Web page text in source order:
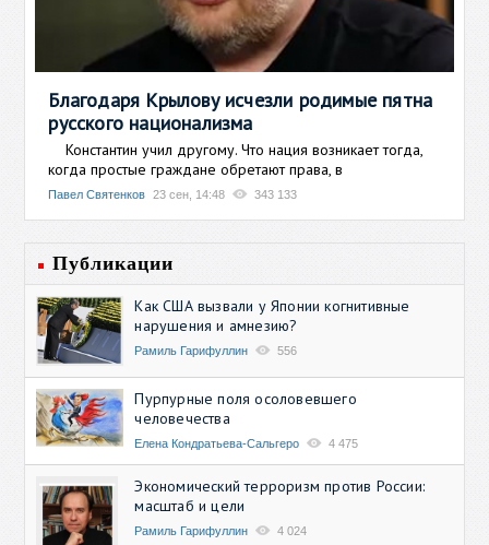
Благодаря Крылову исчезли родимые пятна
русского национализма
Константин учил другому. Что нация возникает тогда,
когда простые граждане обретают права, в
Павел Святенков 23 сен, 14:48 343 133
Публикации
Как США вызвали у Японии когнитивные
нарушения и амнезию?
Рамиль Гарифуллин 556
Пурпурные поля осоловевшего
человечества
Елена Кондратьева-Сальгеро 4 475
Экономический терроризм против России:
масштаб и цели
Рамиль Гарифуллин 4 024